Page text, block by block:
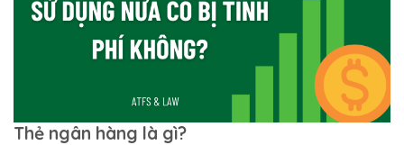
Thẻ ngân hàng là gì?